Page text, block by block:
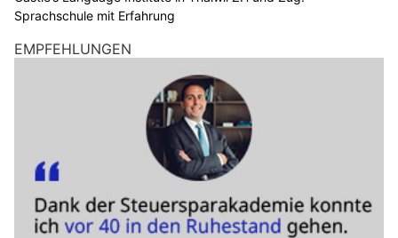
Sprachschule mit Erfahrung
EMPFEHLUNGEN